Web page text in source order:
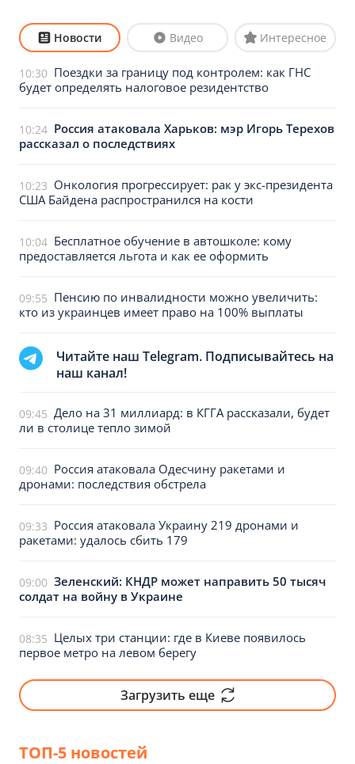
Новости Видео Интересное
10:30 Поездки за границу под контролем: как ГНС
будет определять налоговое резидентство
10:24 Россия атаковала Харьков: мэр Игорь Терехов
рассказал о последствиях
10:23 Онкология прогрессирует: рак у экс-президента
США Байдена распространился на кости
10:04 Бесплатное обучение в автошколе: кому
предоставляется льгота и как ее оформить
09:55 Пенсию по инвалидности можно увеличить:
кто из украинцев имеет право на 100% выплаты
Читайте наш Telegram. Подписывайтесь на
наш канал!
09:45 Дело на 31 миллиард: в КГГА рассказали, будет
ли в столице тепло зимой
09:40 Россия атаковала Одесчину ракетами и
дронами: последствия обстрела
09:33 Россия атаковала Украину 219 дронами и
ракетами: удалось сбить 179
09:00 Зеленский: КНДР может направить 50 тысяч
солдат на войну в Украине
08:35 Целых три станции: где в Киеве появилось
первое метро на левом берегу
Загрузить еще
ТОП-5 новостей